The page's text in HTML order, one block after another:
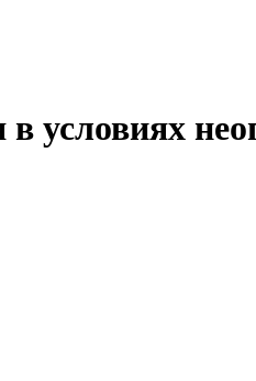
условиях